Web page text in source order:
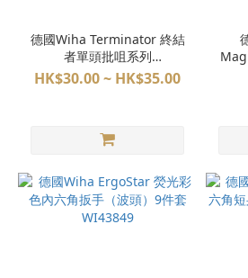
德國Wiha Terminator 終結
者單頭批咀系列
91001C/91002C
HK$30.00 ~ HK$35.00